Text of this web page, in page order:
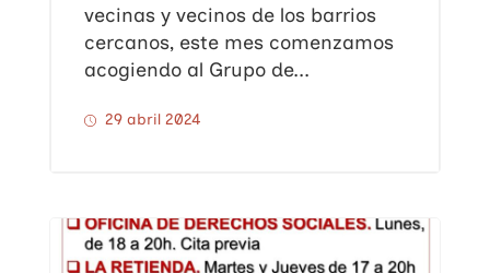
vecinas y vecinos de los barrios
cercanos, este mes comenzamos
acogiendo al Grupo de...
29 abril 2024